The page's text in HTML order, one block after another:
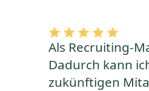
Als Recruiting-
Dadurch kann
zukünftigen